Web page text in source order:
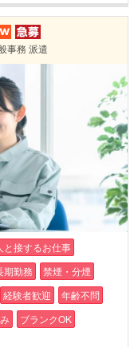
事務 派遣
と接するお仕事
期勤務
禁煙・分煙
経験者歓迎
年齢不問
ブランクOK